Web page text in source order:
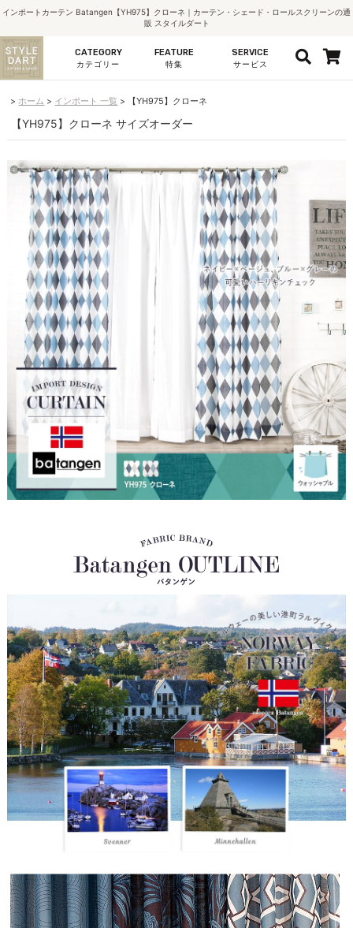
インポートカーテン Batangen【YH975】クローネ｜カーテン・シェード・ロールスクリーンの通
販 スタイルダート
CATEGORY
カテゴリー
FEATURE
特集
SERVICE
サービス
ホーム インポート 一覧 【YH975】クローネ
【YH975】クローネ サイズオーダー